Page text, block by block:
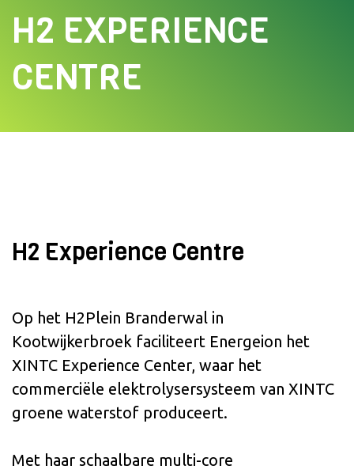
GREENRACK
INNOVATIEHUB BRANDERWAL
H2 EXPERIENCE
CENTRE
H2 Experience Centre
Op het H2Plein Branderwal in
Kootwijkerbroek faciliteert Energeion het
XINTC Experience Center, waar het
commerciële elektrolysersysteem van XINTC
groene waterstof produceert.
Met haar schaalbare multi-core